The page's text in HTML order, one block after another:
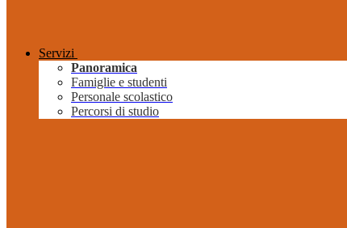
Servizi
Panoramica
Famiglie e studenti
Personale scolastico
Percorsi di studio